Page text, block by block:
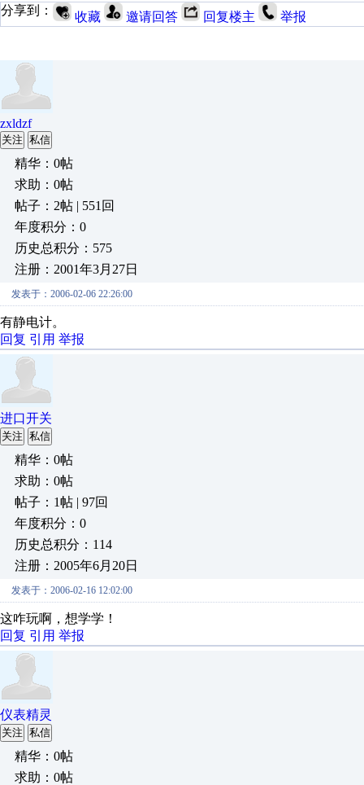
分享到：
收藏 邀请回答 回复楼主 举报
zxldzf
关注 私信
精华：0帖
求助：0帖
帖子：2帖 | 551回
年度积分：0
历史总积分：575
注册：2001年3月27日
发表于：2006-02-06 22:26:00
有静电计。
回复 引用 举报
进口开关
关注 私信
精华：0帖
求助：0帖
帖子：1帖 | 97回
年度积分：0
历史总积分：114
注册：2005年6月20日
发表于：2006-02-16 12:02:00
这咋玩啊，想学学！
回复 引用 举报
仪表精灵
关注 私信
精华：0帖
求助：0帖